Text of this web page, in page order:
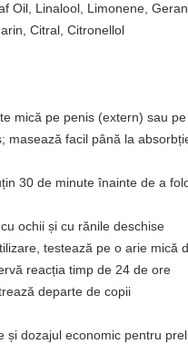
Oil, Linalool, Limonene,
Citral, Citronellol
mică pe penis (extern) sau
masează facil până la
30 de minute înainte de a
ochii și cu rănile deschise
testează pe o arie mică
reacția timp de 24 de ore
departe de copii
și dozajul economic pentru